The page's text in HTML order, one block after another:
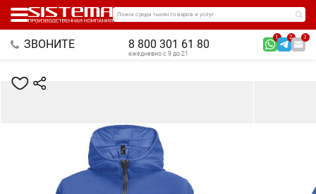
Поиск среди тысяч товаров и услуг
ЗВОНИТЕ 8 800 301 61 80
1 2 3
ежедневно с 9 до 21